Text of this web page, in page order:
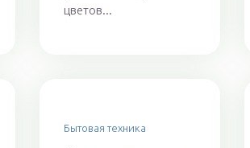
цветов...
Бытовая техника